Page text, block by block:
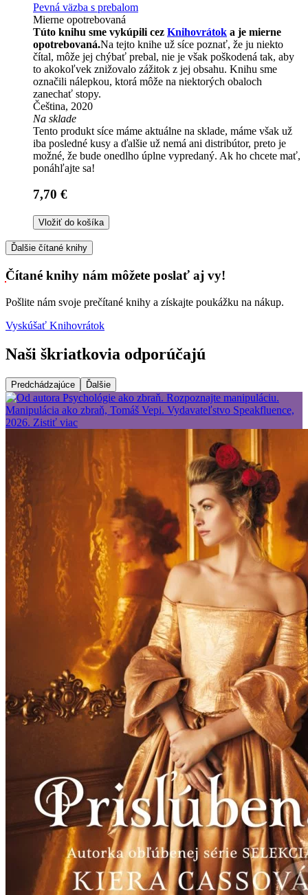
Pevná väzba s prebalom
Mierne opotrebovaná
Túto knihu sme vykúpili cez Knihovrátok a je mierne
opotrebovaná.Na tejto knihe už síce poznať, že ju niekto
čítal, môže jej chýbať prebal, nie je však poškodená tak, aby
to akokoľvek znižovalo zážitok z jej obsahu. Knihu sme
označili nálepkou, ktorá môže na niektorých obaloch
zanechať stopy.
Čeština, 2020
Na sklade
Tento produkt síce máme aktuálne na sklade, máme však už
iba posledné kusy a ďalšie už nemá ani distribútor, preto je
možné, že bude onedlho úplne vypredaný. Ak ho chcete mať,
ponáhľajte sa!
7,70 €
Vložiť do košíka
Ďalšie čítané knihy
Čítané knihy nám môžete poslať aj vy!
Pošlite nám svoje prečítané knihy a získajte poukážku na nákup.
Vyskúšať Knihovrátok
Naši škriatkovia odporúčajú
Predchádzajúce Ďalšie